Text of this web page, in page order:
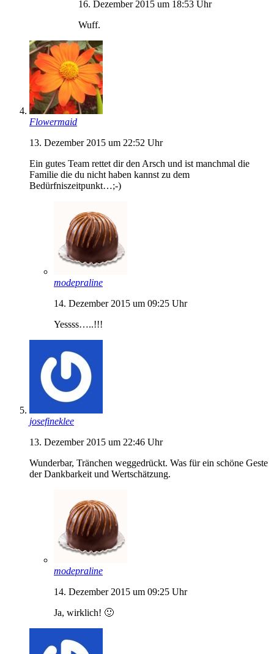
16. Dezember 2015 um 18:53 Uhr
Wuff.
Flowermaid
13. Dezember 2015 um 22:52 Uhr
Ein gutes Team rettet dir den Arsch und ist manchmal die
Familie die du nicht haben kannst zu dem
Bedürfniszeitpunkt…;-)
modepraline
14. Dezember 2015 um 09:25 Uhr
Yessss…..!!!
josefineklee
13. Dezember 2015 um 22:46 Uhr
Wunderbar, Tränchen weggedrückt. Was für ein schöne Geste
der Dankbarkeit und Wertschätzung.
modepraline
14. Dezember 2015 um 09:25 Uhr
Ja, wirklich! 🙂